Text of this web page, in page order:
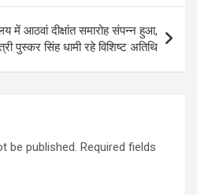
m
में आठवां दीक्षांत समारोह संपन्न हुआ,
पुस्कर सिंह धामी रहे विशिष्ट अतिथि
be published. Required fields